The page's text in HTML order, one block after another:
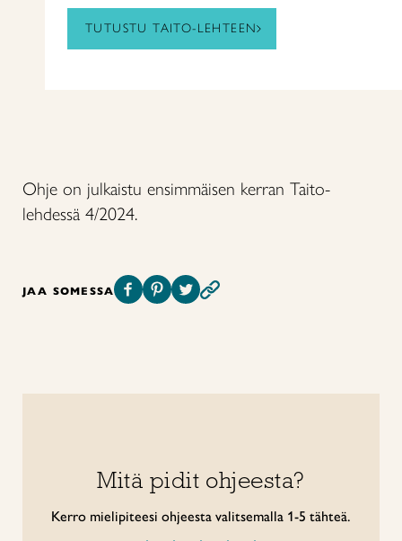
TUTUSTU TAITO-LEHTEEN
Ohje on julkaistu ensimmäisen kerran Taito-
lehdessä 4/2024.
JAA SOMESSA
Mitä pidit ohjeesta?
Kerro mielipiteesi ohjeesta valitsemalla 1-5 tähteä.